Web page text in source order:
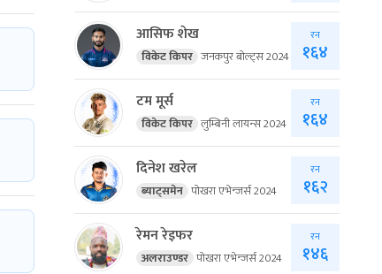
आसिफ शेख
विकेट किपर जनकपुर बोल्ट्स 2024
रन
१६४
टम मूर्स
विकेट किपर लुम्बिनी लायन्स 2024
रन
१६४
दिनेश खरेल
ब्याट्समेन पोखरा एभेन्जर्स 2024
रन
१६२
रेमन रेइफर
अलराउण्डर पोखरा एभेन्जर्स 2024
रन
१४६